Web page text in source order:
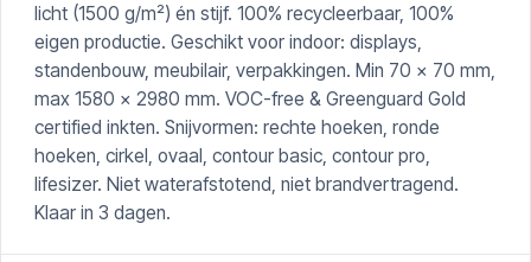
licht (1500 g/m²) én stijf. 100% recycleerbaar, 100%
eigen productie. Geschikt voor indoor: displays,
standenbouw, meubilair, verpakkingen. Min 70 × 70 mm,
max 1580 × 2980 mm. VOC-free & Greenguard Gold
certified inkten. Snijvormen: rechte hoeken, ronde
hoeken, cirkel, ovaal, contour basic, contour pro,
lifesizer. Niet waterafstotend, niet brandvertragend.
Klaar in 3 dagen.